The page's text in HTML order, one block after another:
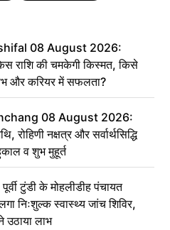
08 August 2026:
राशि की चमकेगी किस्मत, किसे
और करियर में सफलता?
08 August 2026:
रोहिणी नक्षत्र और सर्वार्थसिद्धि
व शुभ मुहूर्त
टुंडी के मोहलीडीह पंचायत
निःशुल्क स्वास्थ्य जांच शिविर,
उठाया लाभ